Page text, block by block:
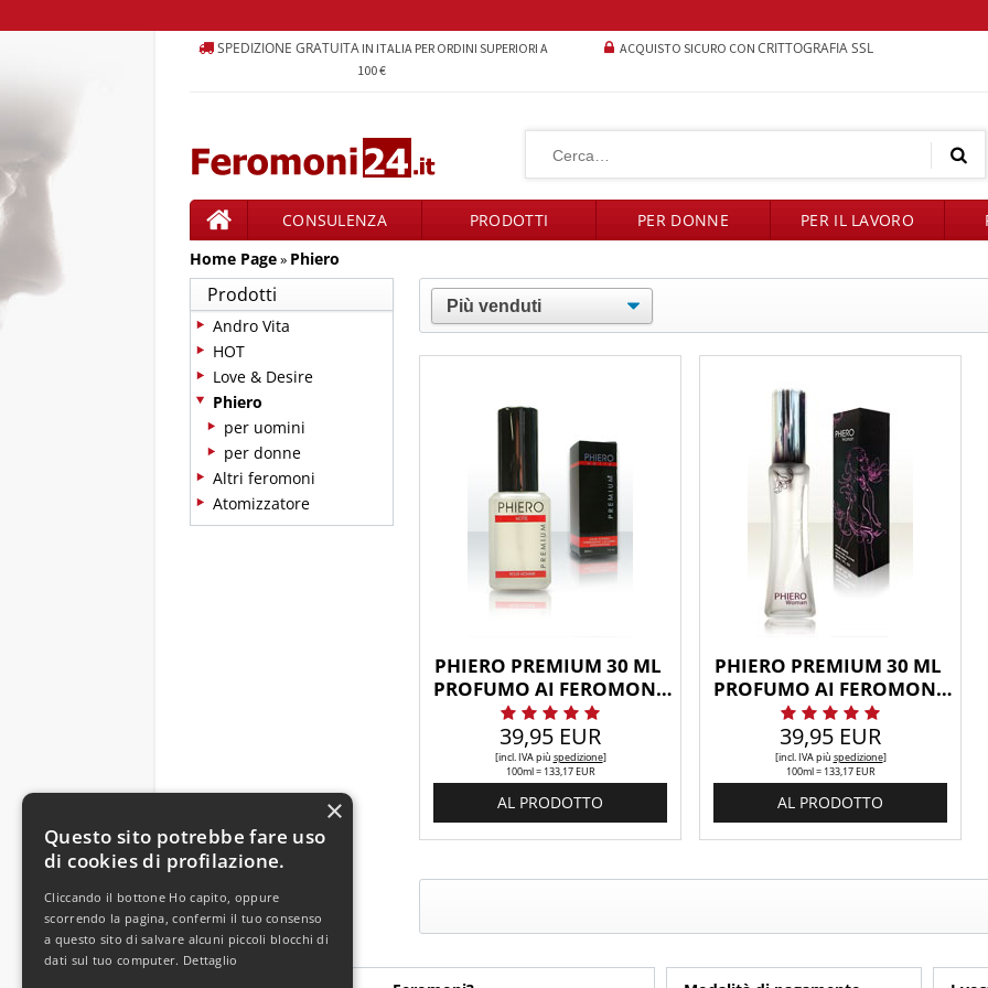
SPEDIZIONE GRATUITAIN ITALIA PER ORDINI SUPERIORI A
100 €
ACQUISTO SICURO CON CRITTOGRAFIA SSL
CONSULENZA
PRODOTTI
PRODOTTI PER DONNE PER IL LAVORO
Home Page» Phiero
Prodotti
Andro Vita
HOT
Love & Desire
Phiero
per uomini
per donne
Altri feromoni
Atomizzatore
PHIERO PREMIUM 30 ML
PROFUMO AI FEROMONI
PER UOMO
39,95 EUR
[incl. IVApiù spedizione]
100ml = 133,17 EUR
AL PRODOTTO
PHIERO PREMIUM 30 ML
PROFUMO AI FEROMONI
PER DONNA
39,95 EUR
[incl. IVApiù spedizione]
100ml = 133,17 EUR
AL PRODOTTO
Questo sito potrebbe fare uso
di cookies di profilazione.
Cliccando il bottone Ho capito, oppure
scorrendo la pagina, confermi il tuo consenso
a questo sito di salvare alcuni piccoli blocchi di
dati sul tuo computer. Dettaglio
×